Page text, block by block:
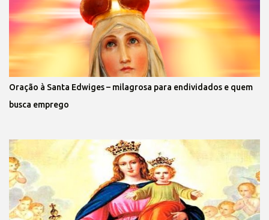
Oração à Santa Edwiges – milagrosa para endividados e quem
busca emprego